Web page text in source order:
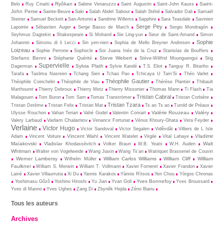
Belo
Ruy Cinatti Ryôkan Sabine Venaruzzo Saint Augustin Saint-John Kauss
Saint-
John Perse
Sainte-Beuve Saki Salah Abdel Sabour Salah Stétié Salvador Dali
Samaël
Steiner
Samuel Beckett San-Antonio Sandrine Willems Sapphire Sara Teasdale
Savinien
Lapointe
Sébastien Auger Serge Basso de March Serge Pey
Sergio Mondragón
Seyhmus Dagtekin
Shakespeare Si Mohand Sie Ling-yun Sieur de Saint-Amand
Simon
Johannin
Simonu di li Lecci Sin yen-nien Sophia de Mello Breyner Andresen
Sophie
Loizeau
Sophie Perrone Sophocle Sor Juana Inés de la Cruz Stanislas de Bouffers
Stefano Benni Stéphanie Quérité Steve Webert Stève-Wilifrid Mounguengui
Stig
Dagerman
Supervielle Sylvia Plath Sylvie Kandé T.S. Eliot
Tanguy R. Bitariho
Tarafa
Taslima Nasreen Tchang Sien Tchao Pao Tchicaya U Tam’Si
Théo Varlet
Théophile Coinchelin
Théophile de Viau Théophile Gautier Thérèse Plantier
Thibault
Marthouret
Thierry Debroux Thierry Metz Thierry Missonier Thomas Mann Ti Flash
Tia
Malagouen
Tom Buron Tom Sam Tomas Tranströmer Tristan Cabral
Tristan Corbière
Tristan Derème
Tristan Felix Tristan Mat Tristan Tzara Ts ao Ts ao
Turold de Préaux
Ulysse Rouchon
Vahan Terian Vahé Godel Valentin Conrart Valérie Rouzeau Valéry
Valery Larbaud Varlam Chalamov Venance Fortunat Vénus Khoury-Ghata Vera Feyder
Verlaine Victor Hugo Victor Sandoval Victor Segalen Vidêvdât
Villiers de L Isle
Adam
Vincent Voiture Vincent Wahl Vincent Watelet Virgile Vital Lahaye
Vladimir
Maïakovski
Vladislav Khodassévitch Volker Braun W.B. Yeats W.H. Auden
Walt
Whitman
Walter von Vogelweide Wang Jiaxin Wang Ts’an Watriquet Brassenel de Couvin
Werner Lambersy Wilhelm Müller William Carlos Williams William Cliff
William
Faulkner
William S. Merwin William T. Vollmann Xavier Forneret Xavier Frandon
Xavier
Lainé
Xavier Villaurrutia Xi Du Yannis Karakos Yànnis Rìtsos Yen Chou
Yòrgos Chronas
Yoshimasu Gôzô
Yoshino Hiroshi Yu Jian Yvan Goll Yves Bonnefoy
Yves Broussard
Yves di Manno
Yves Ughes Zang Di Zbynĕk Hejda Zéno Bianu
Tous les auteurs
Archives